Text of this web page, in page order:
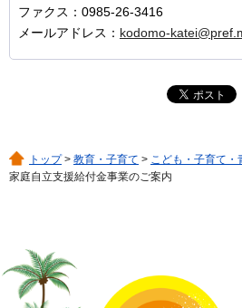
ファクス：0985-26-3416
メールアドレス： kodomo-
トップ> 教育・子育て > こども・子育て・
家庭自立支援給付金事業のご案内